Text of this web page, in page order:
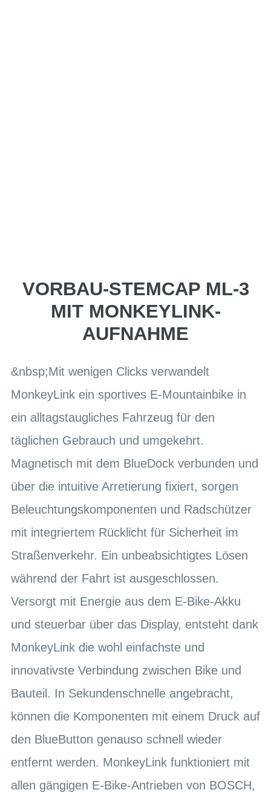
VORBAU-STEMCAP ML-3
MIT MONKEYLINK-
AUFNAHME
&nbsp;Mit wenigen Clicks verwandelt
MonkeyLink ein sportives E-Mountainbike in
ein alltagstaugliches Fahrzeug für den
täglichen Gebrauch und umgekehrt.
Magnetisch mit dem BlueDock verbunden und
über die intuitive Arretierung fixiert, sorgen
Beleuchtungskomponenten und Radschützer
mit integriertem Rücklicht für Sicherheit im
Straßenverkehr. Ein unbeabsichtigtes Lösen
während der Fahrt ist ausgeschlossen.
Versorgt mit Energie aus dem E-Bike-Akku
und steuerbar über das Display, entsteht dank
MonkeyLink die wohl einfachste und
innovativste Verbindung zwischen Bike und
Bauteil. In Sekundenschnelle angebracht,
können die Komponenten mit einem Druck auf
den BlueButton genauso schnell wieder
entfernt werden. MonkeyLink funktioniert mit
allen gängigen E-Bike-Antrieben von BOSCH,